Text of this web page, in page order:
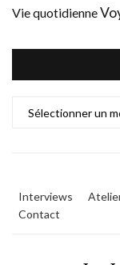
Vie quotidienne
Interviews
Contact